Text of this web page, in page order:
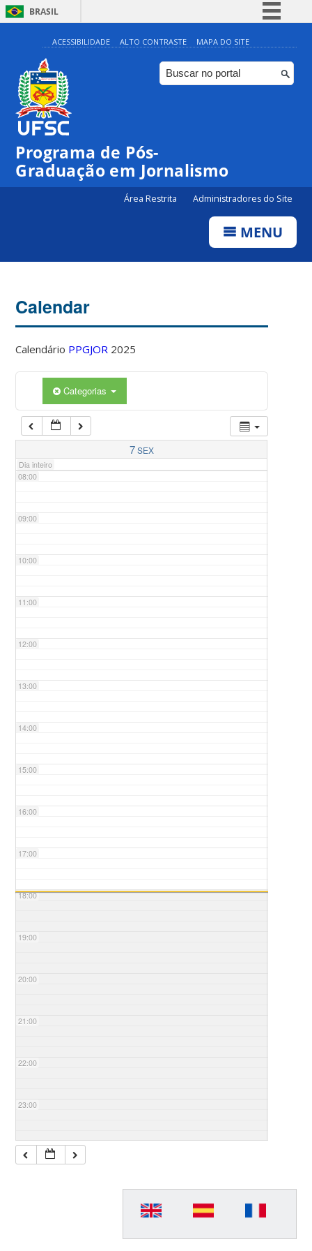
BRASIL
Simplifique!
Comunica BR
Participe
ACESSIBILIDADE ALTO CONTRASTE MAPA DO SITE
Programa de Pós-
Graduação em Jornalismo
Área Restrita Administradores do Site
MENU
Calendar
Calendário PPGJOR 2025
Categorias
7SEX
Dia inteiro
04:00
05:00
07:00
08:00
09:00
10:00
11:00
12:00
13:00
14:00
15:00
16:00
17:00
18:00
19:00
20:00
21:00
22:00
23:00